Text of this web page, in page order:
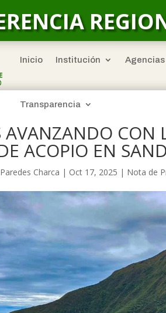
Inicio Institución Agencias
Transparencia
AVANZANDO CON
ACOPIO EN
Charca | Oct 17, 2025 | Nota de